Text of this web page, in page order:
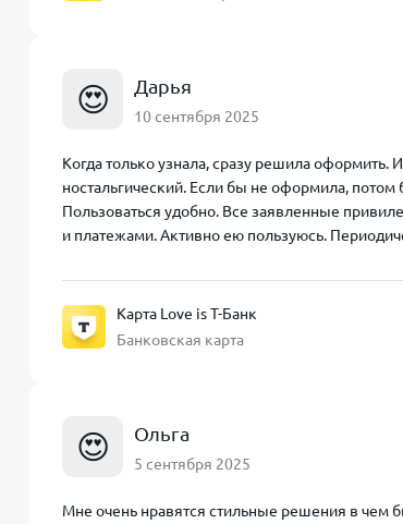
😍 Дарья
10 сентября 2025
Когда только узнала, сразу решила
ностальгический. Если бы не оформила,
Пользоваться удобно. Все заявленные
и платежами. Активно ею пользуюсь.
Карта Love is Т-Банк
Банковская карта
😍 Ольга
5 сентября 2025
Мне очень нравятся стильные решения в чем